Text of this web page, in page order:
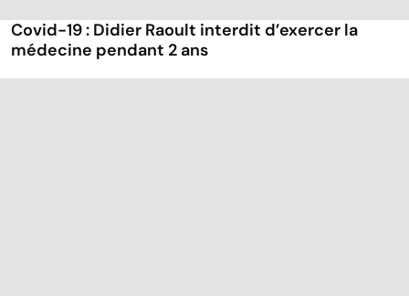
Covid-19 : Didier Raoult interdit d’exercer la
médecine pendant 2 ans